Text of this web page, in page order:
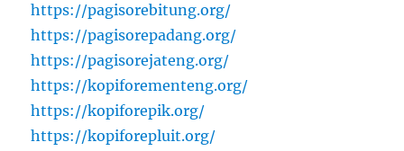
https://pagisorebitung.org/
https://pagisorepadang.org/
https://pagisorejateng.org/
https://kopiforementeng.org/
https://kopiforepik.org/
https://kopiforepluit.org/